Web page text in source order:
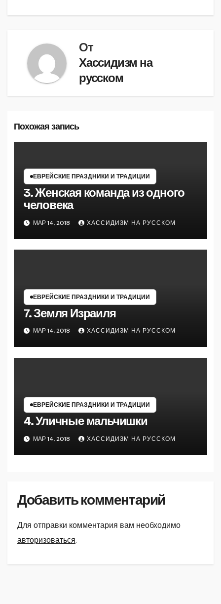
От
Хассидизм на
русском
Похожая запись
ЕВРЕЙСКИЕ ПРАЗДНИКИ И ТРАДИЦИИ
3. Женская команда из одного
человека
МАР 14, 2018 ХАССИДИЗМ НА РУССКОМ
ЕВРЕЙСКИЕ ПРАЗДНИКИ И ТРАДИЦИИ
7. Земля Израиля
МАР 14, 2018 ХАССИДИЗМ НА РУССКОМ
ЕВРЕЙСКИЕ ПРАЗДНИКИ И ТРАДИЦИИ
4. Уличные мальчишки
МАР 14, 2018 ХАССИДИЗМ НА РУССКОМ
Добавить комментарий
Для отправки комментария вам необходимо
авторизоваться.